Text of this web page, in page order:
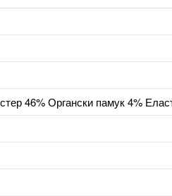
46% Органски памук 4%